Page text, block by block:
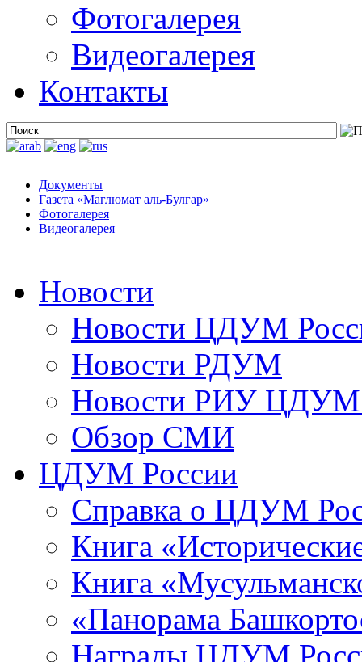
Фотогалерея
Видеогалерея
Контакты
Документы
Газета «Маглюмат аль-Булгар»
Фотогалерея
Видеогалерея
Новости
Новости ЦДУМ
Новости РДУМ
Новости РИУ ЦДУМ
Обзор СМИ
ЦДУМ России
Справка о ЦДУМ
Книга
Книга
«Панорама